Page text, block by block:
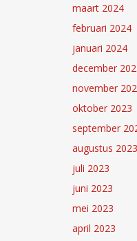
maart 2024
februari 2024
januari 2024
december
november
oktober 2023
september
augustus 2023
juli 2023
juni 2023
mei 2023
april 2023